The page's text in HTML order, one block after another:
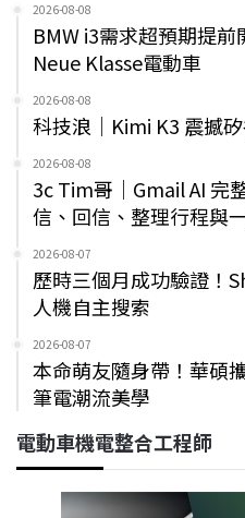
2026-08-08
BMW i3需求超預期提
Neue Klasse電動車
2026-08-08
科技浪｜Kimi K3 震撼
2026-08-08
3c Tim哥｜Gmail AI 完
信、回信、整理行程與
2026-08-07
歷時三個月成功驗證！
人機自主搜索
2026-08-07
本命萌友隨身帶！華碩
筆電潮流美學
電動車機電整合工程師